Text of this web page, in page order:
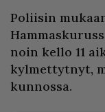
Poliisin
noin kello 11
kylmettytnyt,
kunnossa.